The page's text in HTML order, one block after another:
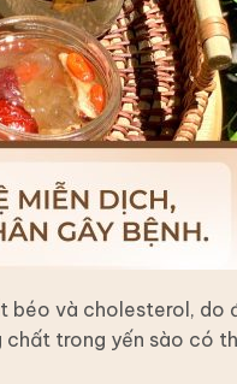
béo và cholesterol,
trong yến sào có